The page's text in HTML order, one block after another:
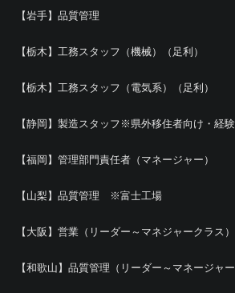
【岩手】品質管理
【栃木】工務スタッフ（機械）（足利）
【栃木】工務スタッフ（電気系）（足利）
【静岡】製造スタッフ※県外移住者向け・経験
【福岡】管理部門責任者（マネージャー）
【山梨】品質管理 ※富士工場
【大阪】営業（リーダー～マネジャークラス）
【和歌山】品質管理（リーダー～マネージャー